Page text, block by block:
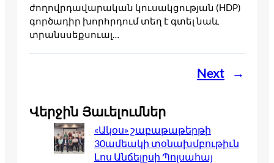
ժողովրդավարական կուսակցության (HDP)
գործադիր խորհրդում տեղ է գտել նաև
տրանսսեքսուալ…
Next →
Վերջին Յաւելումներ
«Ակօս» շաբաթաթերթի
30ամեակի տօնախմբութիւն
Լոս Անճելըսի Պոլսահայ